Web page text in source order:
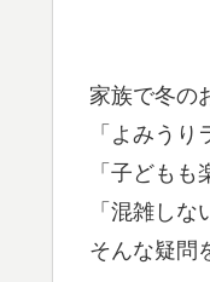
家族で冬の
「よみう
「子どもも
「混雑しな
そんな疑問